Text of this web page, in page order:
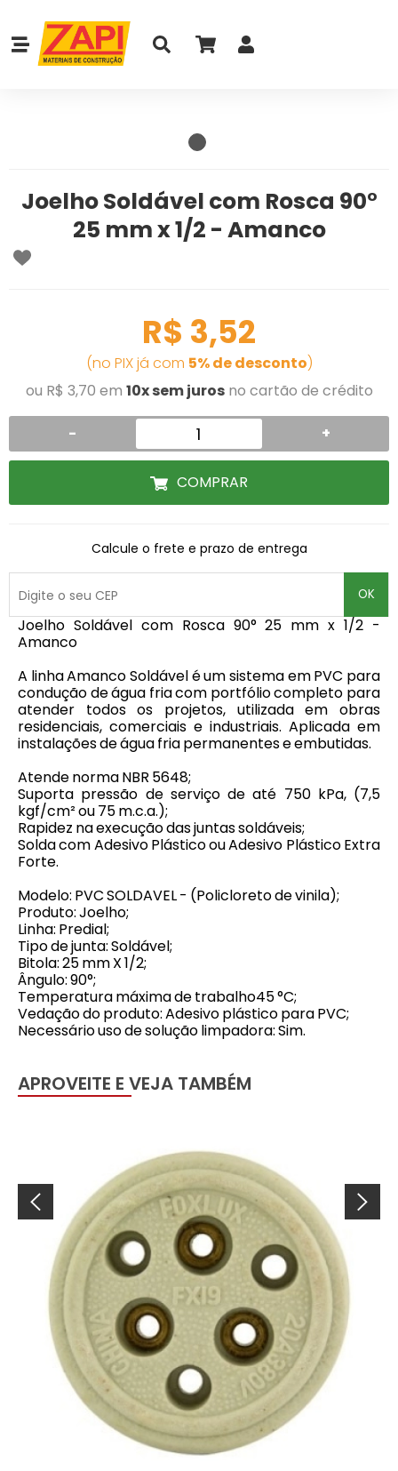
Joelho Soldável com Rosca 90°
25 mm x 1/2 - Amanco
R$ 3,52
(no PIX já com 5% de desconto)
ou R$ 3,70 em 10x sem jurosno cartão de crédito
- +
COMPRAR
Calcule o frete e prazo de entrega
OK
Joelho Soldável com Rosca 90° 25 mm x 1/2 -
Amanco
A linha Amanco Soldável é um sistema em PVC para
condução de água fria com portfólio completo para
atender todos os projetos, utilizada em obras
residenciais, comerciais e industriais. Aplicada em
instalações de água fria permanentes e embutidas.
Atende norma NBR 5648;
Suporta pressão de serviço de até 750 kPa, (7,5
kgf/cm² ou 75 m.c.a.);
Rapidez na execução das juntas soldáveis;
Solda com Adesivo Plástico ou Adesivo Plástico Extra
Forte.
Modelo: PVC SOLDAVEL - (Policloreto de vinila);
Produto: Joelho;
Linha: Predial;
Tipo de junta: Soldável;
Bitola: 25 mm X 1/2;
Ângulo: 90°;
Temperatura máxima de trabalho45 °C;
Vedação do produto: Adesivo plástico para PVC;
Necessário uso de solução limpadora: Sim.
APROVEITE E VEJA TAMBÉM